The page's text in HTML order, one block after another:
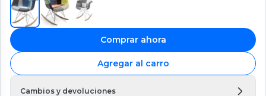
Comprar ahora
Agregar al carro
Cambios y devoluciones